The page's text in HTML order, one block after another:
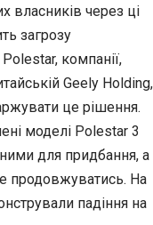
власників через ці
загрозу
компанії,
Geely Holding,
це рішення.
моделі Polestar 3
для придбання, а
продовжуватись. На
падіння на